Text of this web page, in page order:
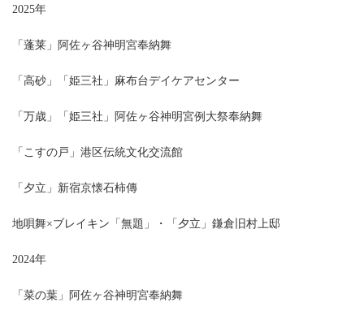
2025年
「蓬莱」阿佐ヶ谷神明宮奉納舞
「高砂」「姫三社」麻布台デイケアセンター
「万歳」「姫三社」阿佐ヶ谷神明宮例大祭奉納舞
「こすの戸」港区伝統文化交流館
「夕立」新宿京懐石柿傳
地唄舞×ブレイキン「無題」・「夕立」鎌倉旧村上邸
2024年
「菜の葉」阿佐ヶ谷神明宮奉納舞